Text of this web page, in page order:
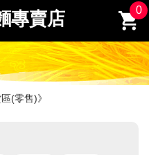
專賣店 0
(零售)